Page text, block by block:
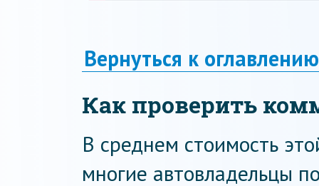
Вернуться к оглавлению
Как проверить
В среднем стоимость
многие автовладельцы